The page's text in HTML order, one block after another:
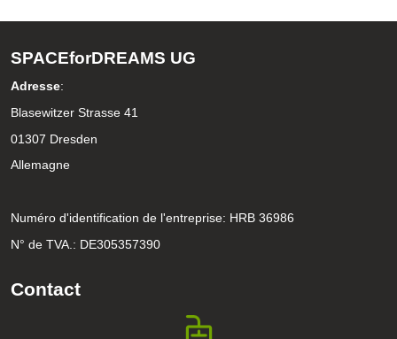
SPACEforDREAMS UG
Adresse:
Blasewitzer Strasse 41
01307 Dresden
Allemagne
Numéro d'identification de l'entreprise: HRB 36986
N° de TVA.: DE305357390
Contact